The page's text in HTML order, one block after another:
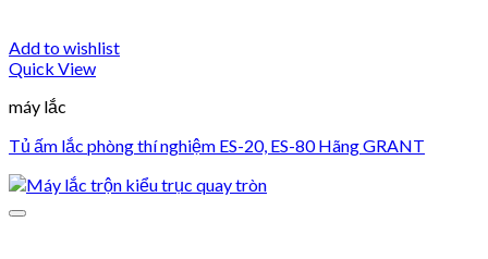
Add to wishlist
Quick View
máy lắc
Tủ ấm lắc phòng thí nghiệm ES-20, ES-80 Hãng GRANT